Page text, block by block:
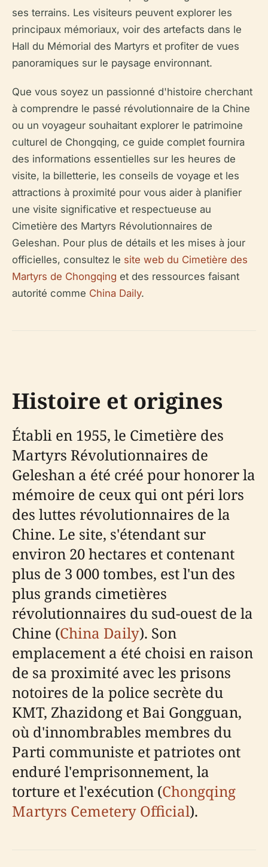
ses terrains. Les visiteurs peuvent explorer les
principaux mémoriaux, voir des artefacts dans le
Hall du Mémorial des Martyrs et profiter de vues
panoramiques sur le paysage environnant.
Que vous soyez un passionné d'histoire cherchant
à comprendre le passé révolutionnaire de la Chine
ou un voyageur souhaitant explorer le patrimoine
culturel de Chongqing, ce guide complet fournira
des informations essentielles sur les heures de
visite, la billetterie, les conseils de voyage et les
attractions à proximité pour vous aider à planifier
une visite significative et respectueuse au
Cimetière des Martyrs Révolutionnaires de
Geleshan. Pour plus de détails et les mises à jour
officielles, consultez le site web du Cimetière des
Martyrs de Chongqing et des ressources faisant
autorité comme China Daily.
Histoire et origines
Établi en 1955, le Cimetière des
Martyrs Révolutionnaires de
Geleshan a été créé pour honorer la
mémoire de ceux qui ont péri lors
des luttes révolutionnaires de la
Chine. Le site, s'étendant sur
environ 20 hectares et contenant
plus de 3 000 tombes, est l'un des
plus grands cimetières
révolutionnaires du sud-ouest de la
Chine (China Daily). Son
emplacement a été choisi en raison
de sa proximité avec les prisons
notoires de la police secrète du
KMT, Zhazidong et Bai Gongguan,
où d'innombrables membres du
Parti communiste et patriotes ont
enduré l'emprisonnement, la
torture et l'exécution (Chongqing
Martyrs Cemetery Official).